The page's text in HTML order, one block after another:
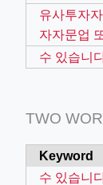
유사투자
자자문업
수 있습니
TWO
Keyword
수 있습니